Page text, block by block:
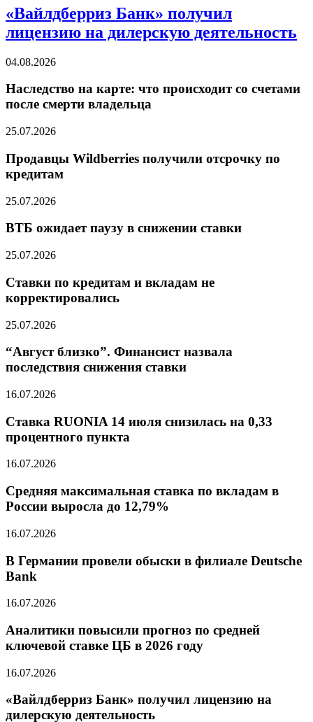
«Вайлдберриз Банк» получил
лицензию на дилерскую деятельность
04.08.2026
Наследство на карте: что происходит со счетами
после смерти владельца
25.07.2026
Продавцы Wildberries получили отсрочку по
кредитам
25.07.2026
ВТБ ожидает паузу в снижении ставки
25.07.2026
Ставки по кредитам и вкладам не
корректировались
25.07.2026
“Август близко”. Финансист назвала
последствия снижения ставки
16.07.2026
Ставка RUONIA 14 июля снизилась на 0,33
процентного пункта
16.07.2026
Средняя максимальная ставка по вкладам в
России выросла до 12,79%
16.07.2026
В Германии провели обыски в филиале Deutsche
Bank
16.07.2026
Аналитики повысили прогноз по средней
ключевой ставке ЦБ в 2026 году
16.07.2026
«Вайлдберриз Банк» получил лицензию на
дилерскую деятельность